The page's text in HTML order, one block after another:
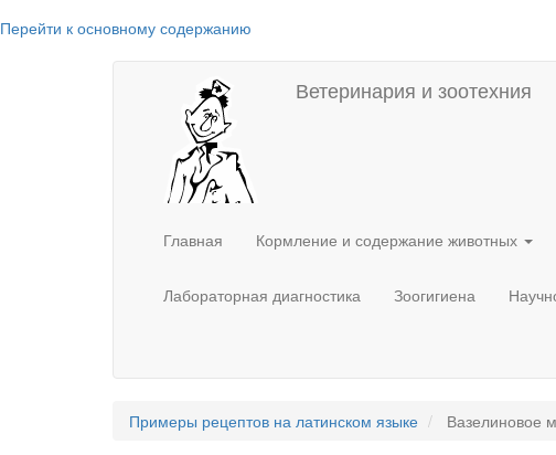
Перейти к основному содержанию
Ветеринария и зоотехния
Main
navigation
Главная Кормление и содержание животных
Лабораторная диагностика Зоогигиена
User
account
menu
Примеры рецептов на латинском языке Вазелиновое